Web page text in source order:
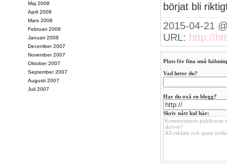
börjat bli
2015-04-21
URL: http://
Plats för fina små
Vad heter du?
Har du oxå en blogg?
Skriv nått kul här:
Maj 2008
April 2008
Mars 2008
Februari 2008
Januari 2008
December 2007
November 2007
Oktober 2007
September 2007
Augusti 2007
Juli 2007